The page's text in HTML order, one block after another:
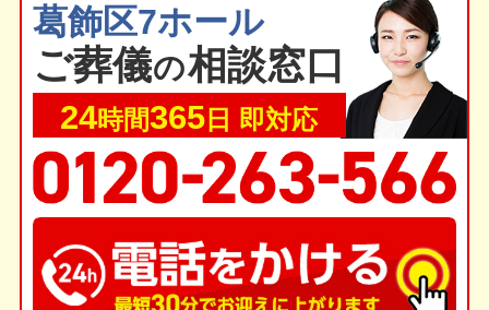
葛飾区7ホール
ご葬儀の相談窓口
24時間365 日 即対応